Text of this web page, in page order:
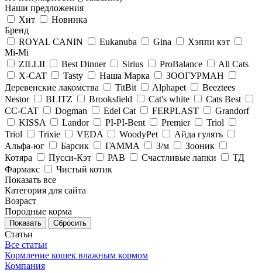
Наши предложения
Хит
Новинка
Бренд
ROYAL CANIN
Eukanuba Gina
Хэппи кэт
Mi-Mi
ZILLII
Best Dinner Sirius ProBalance
All Cats
X-CAT
Tasty Наша Марка
ЗООГУРМАН
Деревенские лакомства
TitBit Alphapet
Beeztees
Nestor
BLITZ Brooksfield Cat's white
Cats Best
CC-CAT
Dogman Edel Cat FERPLAST
Grandorf
KISSA
Landor PI-PI-Bent Premier
Triol
Triol
Trixie VEDA WoodyPet
Айда гулять
Альфа-юг
Барсик ГАММА З/м
Зооник
Котяра
Пусси-Кэт РАВ Счастливые лапки
ТД
Фармакс
Чистый котик
Показать все
Категория для сайта
Возраст
Породные корма
Сбросить
Статьи
Все статьи
Кормление кошек влажным кормом
Компания